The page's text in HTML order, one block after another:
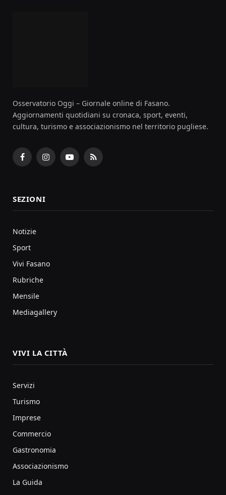
Osservatorio Oggi – Giornale online di Fasano.
Aggiornamenti quotidiani su cronaca, sport, eventi,
cultura, turismo e associazionismo nel territorio pugliese.
FacebookInstagramYouTubeRSS
SEZIONI
Notizie
Sport
Vivi Fasano
Rubriche
Mensile
Mediagallery
VIVI LA CITTÀ
Servizi
Turismo
Imprese
Commercio
Gastronomia
Associazionismo
La Guida